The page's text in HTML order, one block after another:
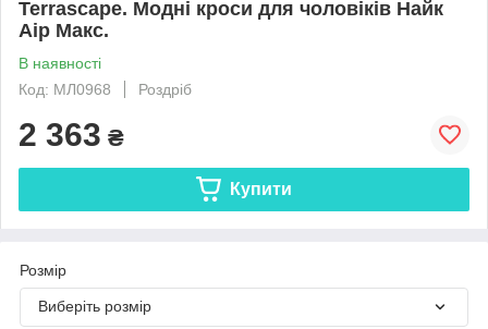
Terrascape. Модні кроси для чоловіків Найк
Аір Макс.
В наявності
Код: МЛ0968
Роздріб
2 363 ₴
Купити
Розмір
Виберіть розмір